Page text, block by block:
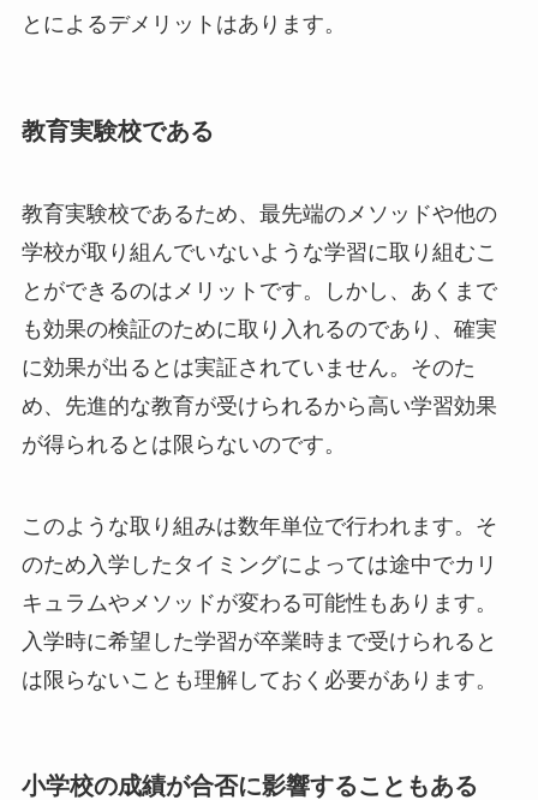
とによるデメリットはあります。
教育実験校である
教育実験校であるため、最先端のメソッドや他の
学校が取り組んでいないような学習に取り組むこ
とができるのはメリットです。しかし、あくまで
も効果の検証のために取り入れるのであり、確実
に効果が出るとは実証されていません。そのた
め、先進的な教育が受けられるから高い学習効果
が得られるとは限らないのです。
このような取り組みは数年単位で行われます。そ
のため入学したタイミングによっては途中でカリ
キュラムやメソッドが変わる可能性もあります。
入学時に希望した学習が卒業時まで受けられると
は限らないことも理解しておく必要があります。
小学校の成績が合否に影響することもある